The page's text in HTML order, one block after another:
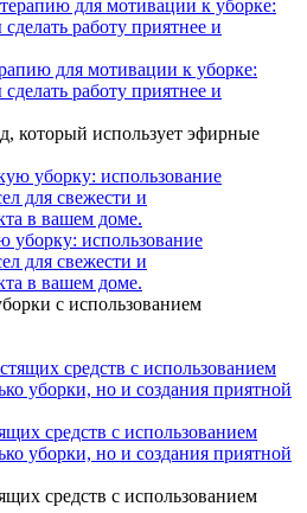
для мотивации к уборке:
работу приятнее и
который использует эфирные
уборку: использование
для свежести и
в вашем доме.
с использованием
средств с использованием
уборки, но и создания приятной
средств с использованием